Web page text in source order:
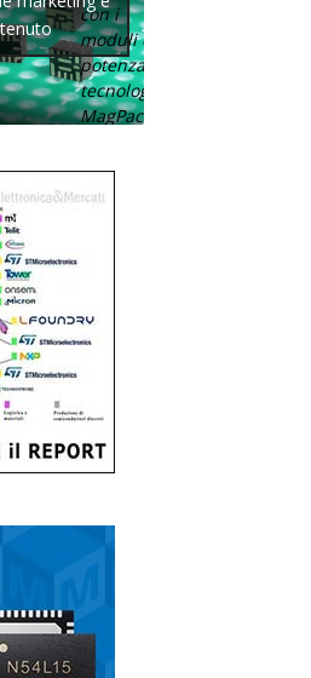
con i
moduli di
potenza con
tecnologia
MagPack.